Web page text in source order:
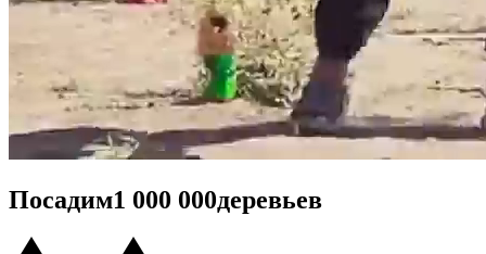
Посадим1 000 000деревьев